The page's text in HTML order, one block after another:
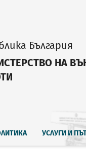
България
НА
УСЛУГИ И